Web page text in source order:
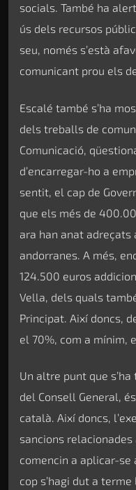
socials. També ha
ús dels recursos
seu, només s’està
comunicant prou els
Escalé també s’ha
dels treballs de
Comunicació,
d’encarregar-ho a
sentit, el cap de
que els més de
ara han anat adreçats
andorranes. A més,
124.500 euros
Vella, dels quals
Principat. Així doncs,
el 70%, com a mínim,
Un altre punt que
del Consell General,
català. Així doncs,
sancions
comencin a aplicar-se
cop s’hagi dut a